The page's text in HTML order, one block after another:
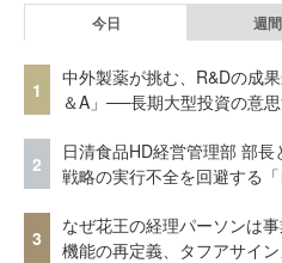
今日 週間
1
中外製薬が挑む、R&Dの成
＆A」──長期大型投資の意
2
日清食品HD経営管理部 部長
戦略の実行不全を回避する
3
なぜ花王の経理パーソンは
機能の再定義、タフアサイ